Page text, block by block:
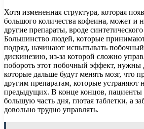
Хотя измененная структура, которая
большого количества кофеина, может и
другие препараты, вроде
Большинство людей, которые
подряд, начинают испытывать
дискинезию, из-за которой сложно
побороть этот побочный эффект, нужны
которые дальше будут менять мозг, что
другим препаратам, которые устраняют
предыдущих. В конце концов, пациенты
большую часть дня, глотая таблетки, а
довольно трудно управлять.